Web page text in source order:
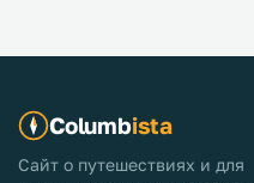
Columbista
Сайт о путешествиях и для